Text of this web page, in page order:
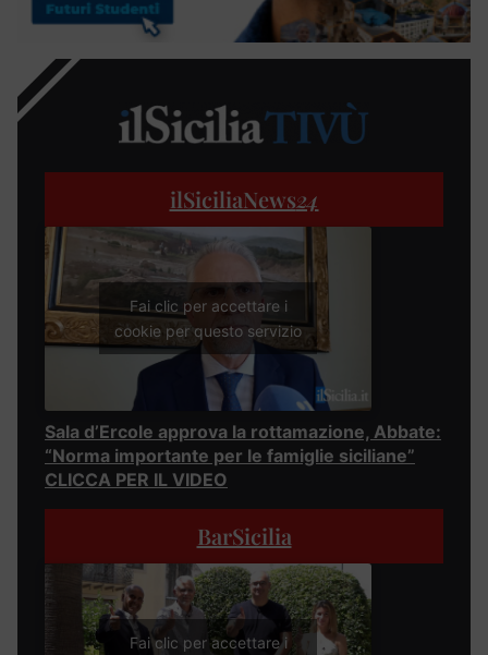
ilSiciliaNews24
Fai clic per accettare i
cookie per questo servizio
Sala d’Ercole approva la rottamazione, Abbate:
“Norma importante per le famiglie siciliane”
CLICCA PER IL VIDEO
BarSicilia
Fai clic per accettare i